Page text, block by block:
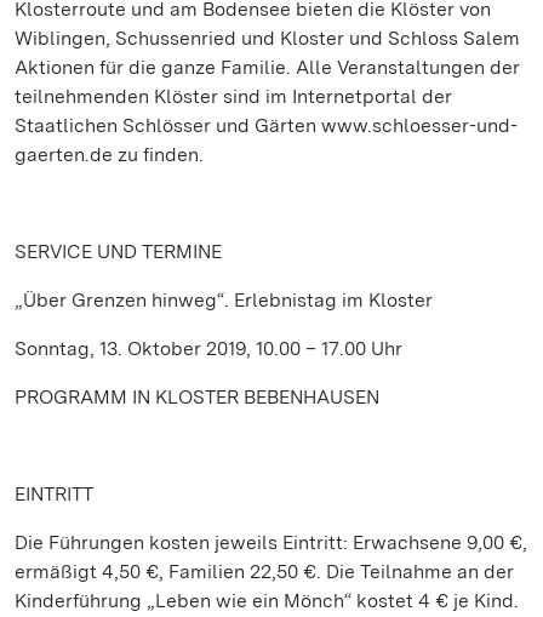
Klosterroute und am Bodensee bieten die Klöster von
Wiblingen, Schussenried und Kloster und Schloss Salem
Aktionen für die ganze Familie. Alle Veranstaltungen der
teilnehmenden Klöster sind im Internetportal der
Staatlichen Schlösser und Gärten www.schloesser-und-
gaerten.de zu finden.
SERVICE UND TERMINE
„Über Grenzen hinweg“. Erlebnistag im Kloster
Sonntag, 13. Oktober 2019, 10.00 – 17.00 Uhr
PROGRAMM IN KLOSTER BEBENHAUSEN
EINTRITT
Die Führungen kosten jeweils Eintritt: Erwachsene 9,00 €,
ermäßigt 4,50 €, Familien 22,50 €. Die Teilnahme an der
Kinderführung „Leben wie ein Mönch“ kostet 4 € je Kind.